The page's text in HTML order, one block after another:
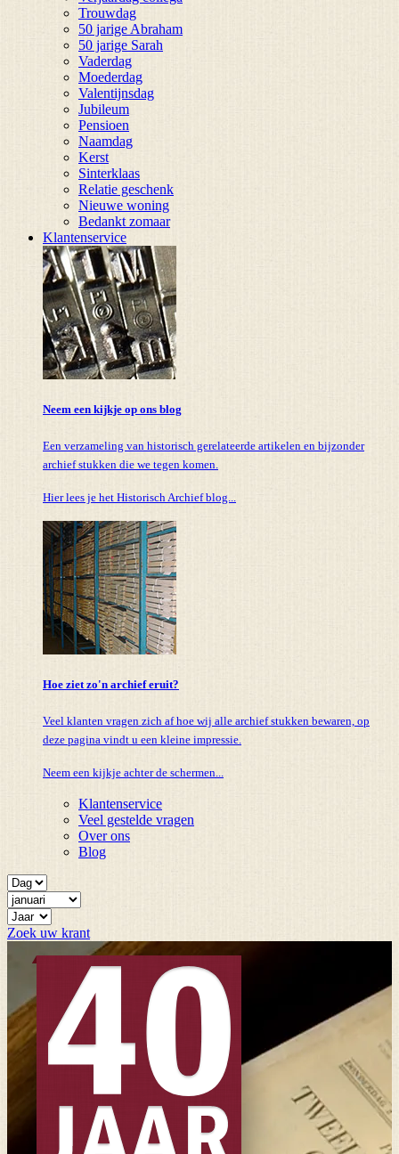
Trouwdag
50 jarige Abraham
50 jarige Sarah
Vaderdag
Moederdag
Valentijnsdag
Jubileum
Pensioen
Naamdag
Kerst
Sinterklaas
Relatie geschenk
Nieuwe woning
Bedankt zomaar
Klantenservice
Neem een kijkje op ons blog
Een verzameling van historisch gerelateerde artikelen en bijzonder
archief stukken die we tegen komen.
Hier lees je het Historisch Archief blog...
Hoe ziet zo'n archief eruit?
Veel klanten vragen zich af hoe wij alle archief stukken bewaren, op
deze pagina vindt u een kleine impressie.
Neem een kijkje achter de schermen...
Klantenservice
Veel gestelde vragen
Over ons
Blog
Zoek uw krant